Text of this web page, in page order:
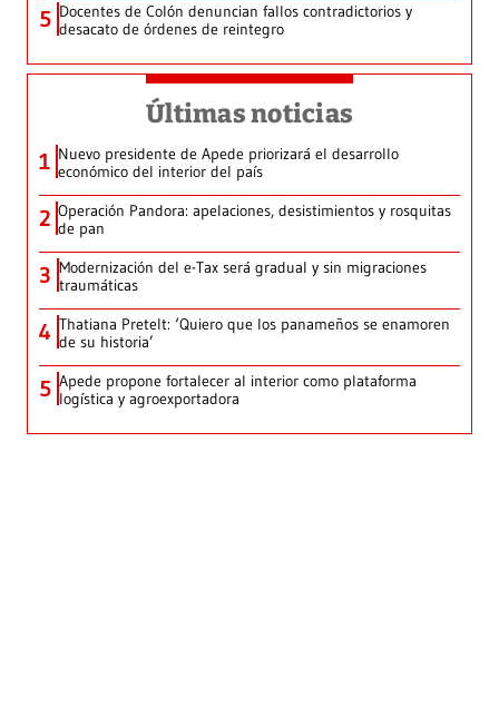
5 Docentes de Colón denuncian fallos contradictorios y
desacato de órdenes de reintegro
Últimas noticias
1 Nuevo presidente de Apede priorizará el desarrollo
económico del interior del país
2 Operación Pandora: apelaciones, desistimientos y rosquitas
de pan
3 Modernización del e-Tax será gradual y sin migraciones
traumáticas
4 Thatiana Pretelt: ‘Quiero que los panameños se enamoren
de su historia’
5 Apede propone fortalecer al interior como plataforma
logística y agroexportadora